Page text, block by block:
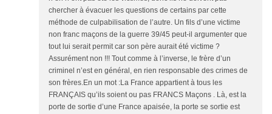
chercher à évacuer les questions de certains par cette
méthode de culpabilisation de l’autre. Un fils d’une victime
non franc maçons de la guerre 39/45 peut-il argumenter que
tout lui serait permit car son père aurait été victime ?
Assurément non !!! Tout comme à l’inverse, le frère d’un
criminel n’est en général, en rien responsable des crimes de
son frères.En un mot :La France appartient à tous les
FRANÇAIS qu’ils soient ou pas FRANCS Maçons . Là, est la
porte de sortie d’une France apaisée, la porte se sortie est